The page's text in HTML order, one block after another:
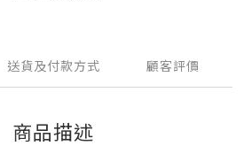
送貨及付款方式 顧客評價
商品描述